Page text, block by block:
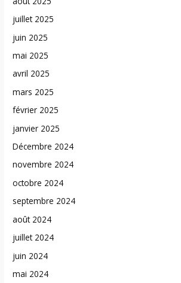
juillet 2025
juin 2025
mai 2025
avril 2025
mars 2025
février 2025
janvier 2025
Décembre 2024
novembre 2024
octobre 2024
septembre 2024
août 2024
juillet 2024
juin 2024
mai 2024